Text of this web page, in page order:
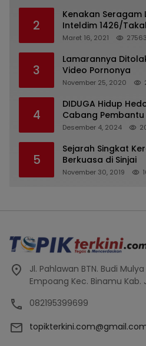
2
Kenakan Seragam
Inteldim 1426/
Kasatpol PP
Maret 16, 2021 27563
3
Lamarannya
Video Pornonya
November 25, 2020
4
DIDUGA Hidup
Cabang
Indonesia Unit
Milyaran Rupiah
Terdaftar, OJK
Desember 4, 2024
5
Sejarah Singkat
Berkuasa di Sinjai
November 30, 2019
Jl. Pahlawan BTN. Budi Mulya
Empoang Kec. Binamu Kab.
082195399699